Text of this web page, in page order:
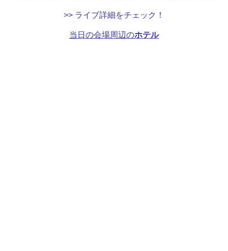
>> ライブ詳細をチェック！
当日の会場周辺のホテル